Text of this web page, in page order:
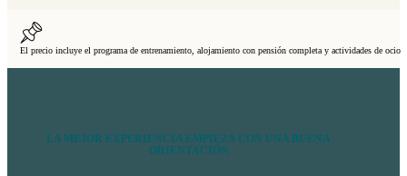
El precio incluye el programa de entrenamiento, alojamiento con pensión completa y actividades de ocio
LA MEJOR EXPERIENCIA EMPIEZA CON UNA BUENA
ORIENTACIÓN